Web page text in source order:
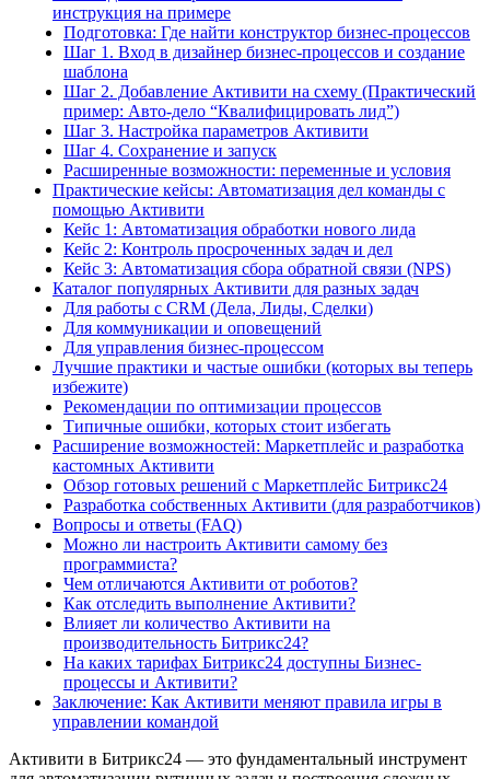
инструкция на примере
Подготовка: Где найти конструктор бизнес-процессов
Шаг 1. Вход в дизайнер бизнес-процессов и создание
шаблона
Шаг 2. Добавление Активити на схему (Практический
пример: Авто-дело “Квалифицировать лид”)
Шаг 3. Настройка параметров Активити
Шаг 4. Сохранение и запуск
Расширенные возможности: переменные и условия
Практические кейсы: Автоматизация дел команды с
помощью Активити
Кейс 1: Автоматизация обработки нового лида
Кейс 2: Контроль просроченных задач и дел
Кейс 3: Автоматизация сбора обратной связи (NPS)
Каталог популярных Активити для разных задач
Для работы с CRM (Дела, Лиды, Сделки)
Для коммуникации и оповещений
Для управления бизнес-процессом
Лучшие практики и частые ошибки (которых вы теперь
избежите)
Рекомендации по оптимизации процессов
Типичные ошибки, которых стоит избегать
Расширение возможностей: Маркетплейс и разработка
кастомных Активити
Обзор готовых решений с Маркетплейс Битрикс24
Разработка собственных Активити (для разработчиков)
Вопросы и ответы (FAQ)
Можно ли настроить Активити самому без
программиста?
Чем отличаются Активити от роботов?
Как отследить выполнение Активити?
Влияет ли количество Активити на
производительность Битрикс24?
На каких тарифах Битрикс24 доступны Бизнес-
процессы и Активити?
Заключение: Как Активити меняют правила игры в
управлении командой
Активити в Битрикс24 — это фундаментальный инструмент